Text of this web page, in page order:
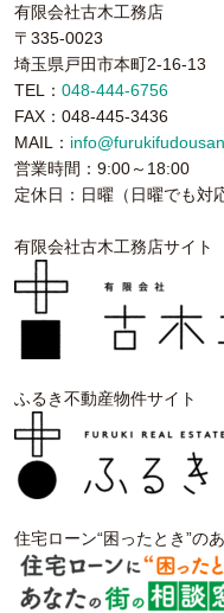
有限会社古木工務店
〒335-0023
埼玉県戸田市本町2-16-13
TEL： 048-444-6756
FAX：048-445-3436
MAIL：
営業時間：9:00～18:00
定休日：日曜（日曜でも対
有限会社古木工務店サイト
ふるき不動産物件サイト
住宅ローン“困ったとき”の